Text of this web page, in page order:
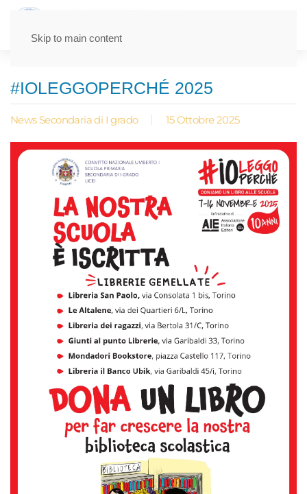
Skip to main content
#IOLEGGOPERCHÉ 2025
News Secondaria di I grado 15 Ottobre 2025